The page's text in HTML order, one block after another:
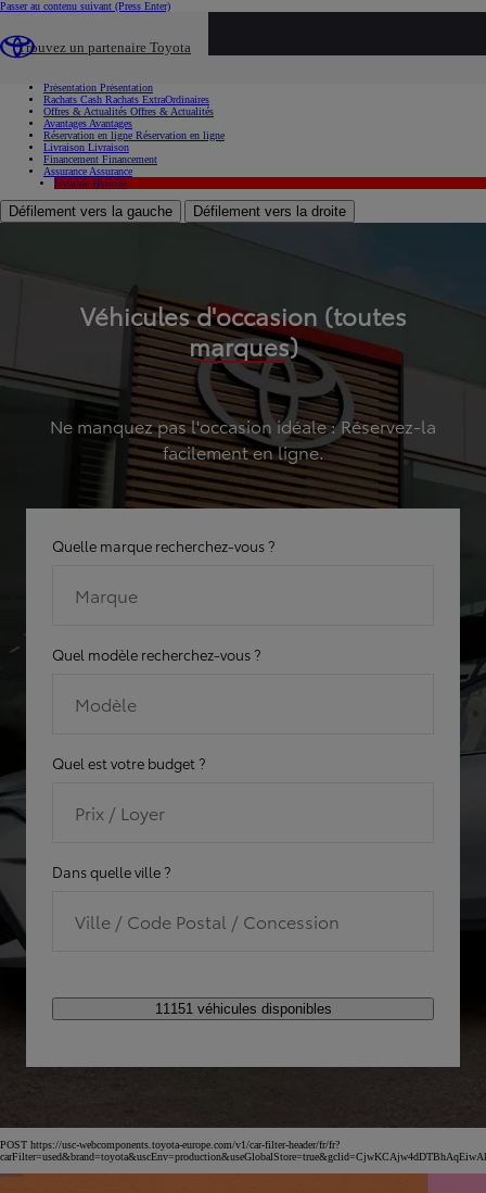
Passer au contenu suivant (Press Enter)
Trouvez un partenaire Toyota
Présentation Présentation
Rachats Cash Rachats ExtraOrdinaires
Offres & Actualités Offres & Actualités
Avantages Avantages
Réservation en ligne Réservation en ligne
Livraison Livraison
Financement Financement
Assurance Assurance
Hybride Hybride
Défilement vers la gauche Défilement vers la droite
Véhicules d'occasion (toutes
marques)
Ne manquez pas l'occasion idéale : Réservez-la
facilement en ligne.
Quelle marque recherchez-vous ?
Marque
Quel modèle recherchez-vous ?
Modèle
Quel est votre budget ?
Prix / Loyer
Dans quelle ville ?
Ville / Code Postal / Concession
11151 véhicules disponibles
POST https://usc-webcomponents.toyota-europe.com/v1/car-filter-header/fr/fr?